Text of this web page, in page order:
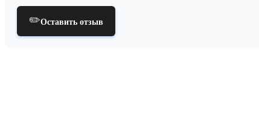
✏️Оставить отзыв